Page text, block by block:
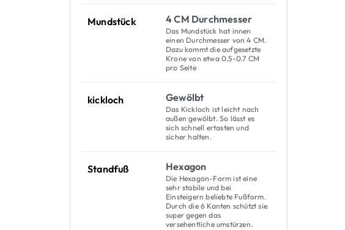
Mundstück 4 CM Durchmesser
Das Mundstück hat innen
einen Durchmesser von 4 CM.
Dazu kommt die aufgesetzte
Krone von etwa 0.5-0.7 CM
pro Seite
kickloch Gewölbt
Das Kickloch ist leicht nach
außen gewölbt. So lässt es
sich schnell ertasten und
sicher halten.
Standfuß Hexagon
Die Hexagon-Form ist eine
sehr stabile und bei
Einsteigern beliebte Fußform.
Durch die 6 Kanten schützt sie
super gegen das
versehentliche umstürzen.